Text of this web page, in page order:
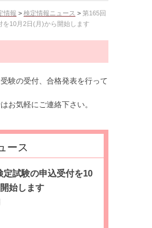
情報 > 検定情報ニュース > 第165回
を10月2日(月)から開始します
験の受付、合格発表を行って
お気軽にご連絡下さい。
ース
定試験の申込受付を10
始します